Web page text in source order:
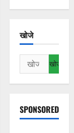
खोजे
निम्न
को
खोजें:
SPONSORED